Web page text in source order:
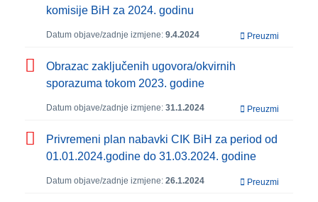
komisije BiH za 2024. godinu
Datum objave/zadnje izmjene: 9.4.2024 Preuzmi
Obrazac zaključenih ugovora/okvirnih
sporazuma tokom 2023. godine
Datum objave/zadnje izmjene: 31.1.2024 Preuzmi
Privremeni plan nabavki CIK BiH za period od
01.01.2024.godine do 31.03.2024. godine
Datum objave/zadnje izmjene: 26.1.2024 Preuzmi